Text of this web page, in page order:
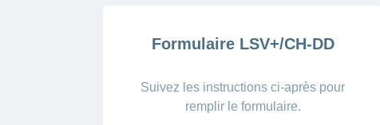
Formulaire LSV+/CH-DD
Suivez les instructions ci-après pour
remplir le formulaire.